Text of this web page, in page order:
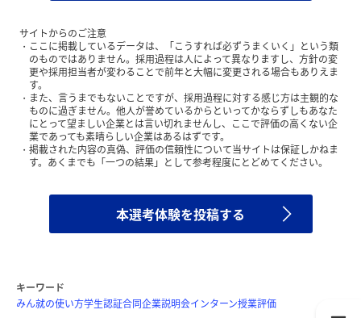
サイトからのご注意
ここに掲載しているデータは、「こうすれば必ずうまくいく」という類
のものではありません。採用過程は人によって異なりますし、方針の変
更や採用担当者が変わることで前年と大幅に変更される場合もありえま
す。
また、言うまでもないことですが、採用過程に対する感じ方は主観的な
ものに過ぎません。他人が誉めているからといってかならずしもあなた
にとって望ましい企業とは言い切れませんし、ここで評価の高くない企
業であっても素晴らしい企業はあるはずです。
掲載された内容の真偽、評価の信頼性について当サイトは保証しかねま
す。あくまでも「一つの結果」として参考程度にとどめてください。
本選考体験を投稿する
キーワード
みん就の使い方学生認証合同企業説明会インターン授業評価